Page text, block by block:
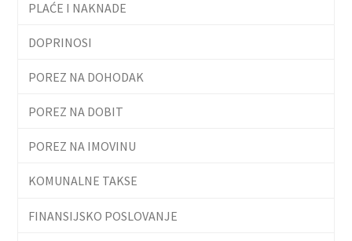
PLAĆE I NAKNADE
DOPRINOSI
POREZ NA DOHODAK
POREZ NA DOBIT
POREZ NA IMOVINU
KOMUNALNE TAKSE
FINANSIJSKO POSLOVANJE